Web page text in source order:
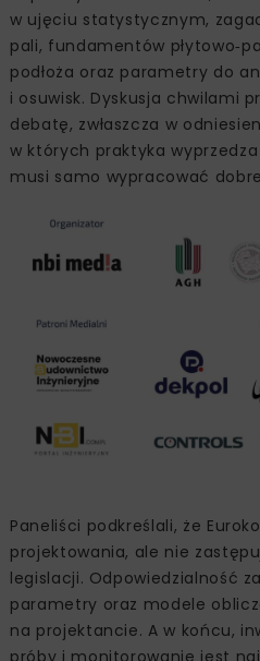
w ujęciu statystycznym,
pali, fundamentów
podłoża oraz parametry do
i osuwisk. Dyskusja chwilami
debatę, zwłaszcza w
w których praktyka
musi samo wypracować
Paneliści podkreślali, że
projektowania, ale nie
legislacji. Odpowiedzialność
parametry oraz modele
na projektancie. A w końcu,